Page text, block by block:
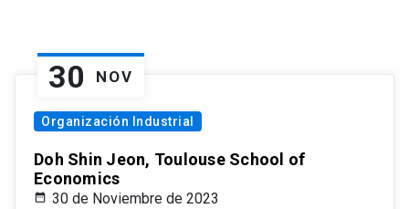
30 NOV
Organización Industrial
Doh Shin Jeon, Toulouse School of
Economics
30 de Noviembre de 2023